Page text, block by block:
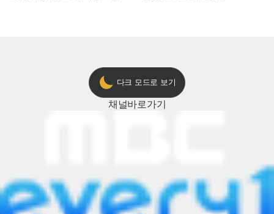
다크 모드로 보기
채널바로가기